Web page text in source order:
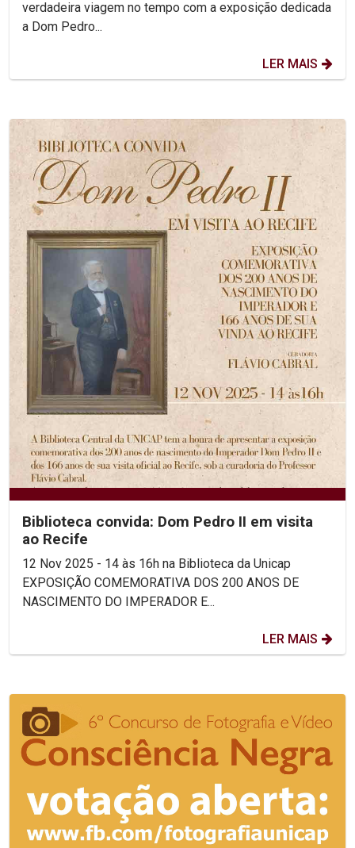
verdadeira viagem no tempo com a exposição dedicada
a Dom Pedro...
LER MAIS
Biblioteca convida: Dom Pedro II em visita
ao Recife
12 Nov 2025 - 14 às 16h na Biblioteca da Unicap
EXPOSIÇÃO COMEMORATIVA DOS 200 ANOS DE
NASCIMENTO DO IMPERADOR E...
LER MAIS